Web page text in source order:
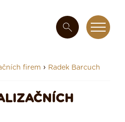
firem › Radek Barcuch